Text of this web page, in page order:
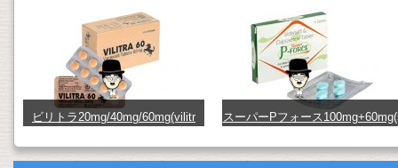
ビリトラ20mg/40mg/60mg(vilitr
スーパーPフォース